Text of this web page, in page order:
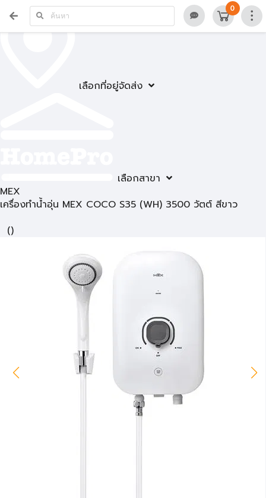
เลือกที่อยู่จัดส่ง
เลือกสาขา
0
MEX
เครื่องทำน้ำอุ่น MEX COCO S35 (WH) 3500 วัตต์ สีขาว
()